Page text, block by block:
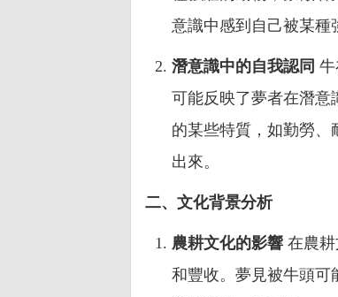
意識中感到自己被某種
潛意識中的自我認同
可能反映了夢者在潛意
的某些特質，如勤勞
出來。
二、文化背景分析
農耕文化的影響 在農
和豐收。夢見被牛頭可